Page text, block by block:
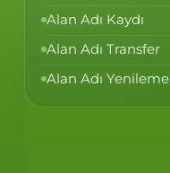
Alan Adı Kaydı
Alan Adı Transfer
Alan Adı Yenileme